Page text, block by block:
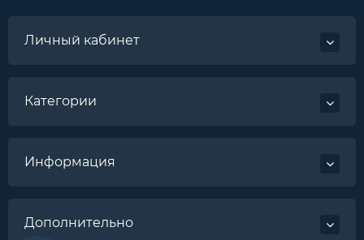
Личный кабинет
Категории
Информация
Дополнительно